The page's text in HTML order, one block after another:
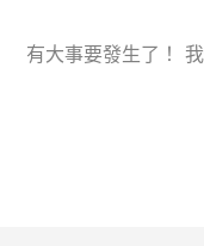
有大事要發生了！